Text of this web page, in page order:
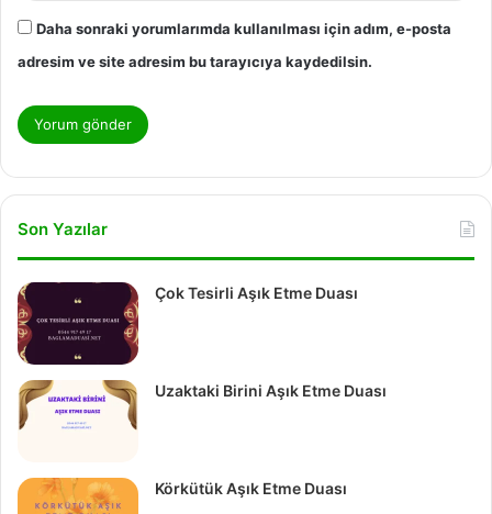
Daha sonraki yorumlarımda kullanılması için adım, e-posta
adresim ve site adresim bu tarayıcıya kaydedilsin.
Son Yazılar
Çok Tesirli Aşık Etme Duası
Uzaktaki Birini Aşık Etme Duası
Körkütük Aşık Etme Duası